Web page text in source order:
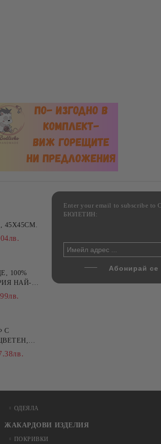
,
Комплект за алкохолни
45X45СМ.
100%
НАЙ-
БАБА ,
С
Enter your email to subscribe
БЮЛЕТИН:
ОДЕЯЛА
ЖАКАРДОВИ ИЗДЕЛИЯ
ПОКРИВКИ